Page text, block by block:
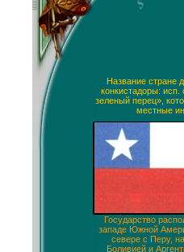
Название стране
конкистадоры:
зеленый перец»,
местные
Государство
западе Южной
севере с Перу,
Боливией и